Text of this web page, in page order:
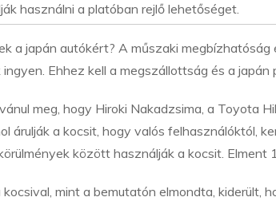
használni a platóban rejlő lehetőséget.
a japán autókért? A műszaki
Ehhez kell a megszállottság és a japán
meg, hogy Hiroki Nakadzsima, a Toyota
árulják a kocsit, hogy valós felhasználóktól,
között használják a kocsit. Elment
mint a bemutatón elmondta, kiderült,